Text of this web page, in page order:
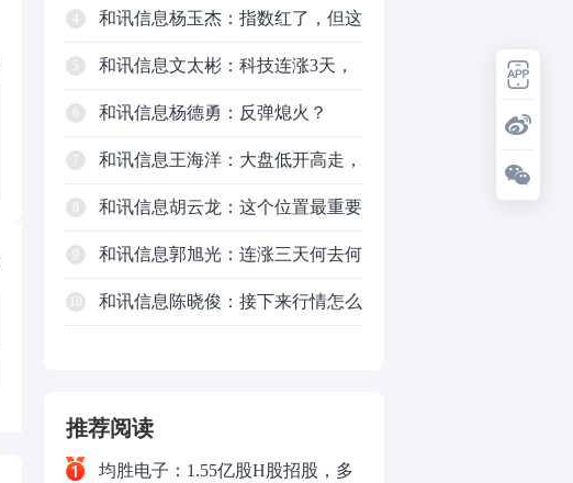
了，周五干万注意
和讯信息杨玉杰：指数红了，但这
个信号警惕！
5 和讯信息文太彬：科技连涨3天，
明天会迎来分化？
和讯信息杨德勇：反弹熄火？
7 和讯信息王海洋：大盘低开高走，
反弹结束了吗？
和讯信息胡云龙：这个位置最重要
的是什么？
和讯信息郭旭光：连涨三天何去何
从？主力思维轻松应对
和讯信息陈晓俊：接下来行情怎么
推荐阅读
均胜电子：1.55亿股H股招股，多